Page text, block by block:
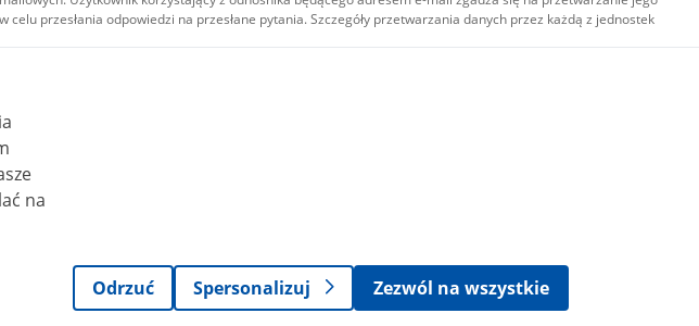
przesłania odpowiedzi na przesłane pytania. Szczegóły przetwarzania danych przez każdą z jednostek
audiowizualnych), są
- na tych samych
zdjęcia, materiały audio i wideo,
autorstwa użycie niekomercyjne -
stwierdzone inaczej.
Odrzuć
Spersonalizuj Zezwól na wszystkie